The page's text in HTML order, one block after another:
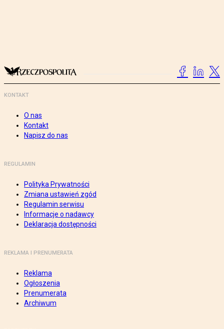
KONTAKT
O nas
Kontakt
Napisz do nas
REGULAMIN
Polityka Prywatności
Zmiana ustawień zgód
Regulamin serwisu
Informacje o nadawcy
Deklaracja dostępności
REKLAMA I PRENUMERATA
Reklama
Ogłoszenia
Prenumerata
Archiwum